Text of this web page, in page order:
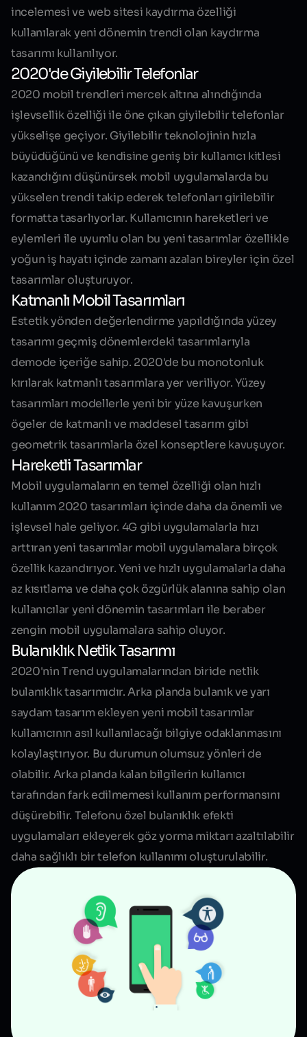
incelemesi ve web sitesi kaydırma özelliği
kullanılarak yeni dönemin trendi olan kaydırma
tasarımı kullanılıyor.
2020'de Giyilebilir Telefonlar
2020 mobil trendleri mercek altına alındığında
işlevsellik özelliği ile öne çıkan giyilebilir telefonlar
yükselişe geçiyor. Giyilebilir teknolojinin hızla
büyüdüğünü ve kendisine geniş bir kullanıcı kitlesi
kazandığını düşünürsek mobil uygulamalarda bu
yükselen trendi takip ederek telefonları girilebilir
formatta tasarlıyorlar. Kullanıcının hareketleri ve
eylemleri ile uyumlu olan bu yeni tasarımlar özellikle
yoğun iş hayatı içinde zamanı azalan bireyler için özel
tasarımlar oluşturuyor.
Katmanlı Mobil Tasarımları
Estetik yönden değerlendirme yapıldığında yüzey
tasarımı geçmiş dönemlerdeki tasarımlarıyla
demode içeriğe sahip. 2020'de bu monotonluk
kırılarak katmanlı tasarımlara yer veriliyor. Yüzey
tasarımları modellerle yeni bir yüze kavuşurken
ögeler de katmanlı ve maddesel tasarım gibi
geometrik tasarımlarla özel konseptlere kavuşuyor.
Hareketli Tasarımlar
Mobil uygulamaların en temel özelliği olan hızlı
kullanım 2020 tasarımları içinde daha da önemli ve
işlevsel hale geliyor. 4G gibi uygulamalarla hızı
arttıran yeni tasarımlar mobil uygulamalara birçok
özellik kazandırıyor. Yeni ve hızlı uygulamalarla daha
az kısıtlama ve daha çok özgürlük alanına sahip olan
kullanıcılar yeni dönemin tasarımları ile beraber
zengin mobil uygulamalara sahip oluyor.
Bulanıklık Netlik Tasarımı
2020'nin Trend uygulamalarından biride netlik
bulanıklık tasarımıdır. Arka planda bulanık ve yarı
saydam tasarım ekleyen yeni mobil tasarımlar
kullanıcının asıl kullanılacağı bilgiye odaklanmasını
kolaylaştırıyor. Bu durumun olumsuz yönleri de
olabilir. Arka planda kalan bilgilerin kullanıcı
tarafından fark edilmemesi kullanım performansını
düşürebilir. Telefonu özel bulanıklık efekti
uygulamaları ekleyerek göz yorma miktarı azaltılabilir
daha sağlıklı bir telefon kullanımı oluşturulabilir.